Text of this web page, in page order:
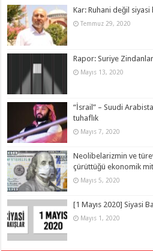
Kar: Ruhani değil
Temmuz 29, 2020
Rapor: Suriye
Mayıs 13, 2020
“İsrail” – Suudi
tuhaflık
Mayıs 7, 2020
Neolibelarizmin ve
çürüttüğü ekonomik
Mayıs 5, 2020
[1 Mayıs 2020] Siyasi
Mayıs 1, 2020